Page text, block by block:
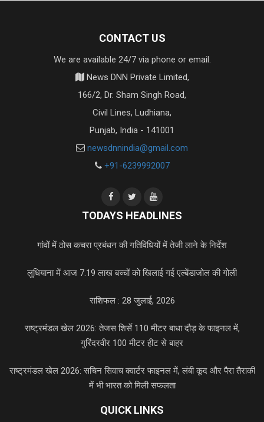
CONTACT US
We are available 24/7 via phone or email.
News DNN Private Limited,
166/2, Dr. Sham Singh Road,
Civil Lines, Ludhiana,
Punjab, India - 141001
newsdnnindia@gmail.com
+91-6239992007
TODAYS HEADLINES
गांवों में ठोस कचरा प्रबंधन की गतिविधियों में तेजी लाने के निर्देश
लुधियाना में आज 7.19 लाख बच्चों को खिलाई गई एल्बेंडाजोल की गोली
राशिफल : 28 जुलाई, 2026
राष्ट्रमंडल खेल 2026: तेजस शिर्से 110 मीटर बाधा दौड़ के फाइनल में,
गुरिंदरवीर 100 मीटर हीट से बाहर
राष्ट्रमंडल खेल 2026: सचिन सिवाच क्वार्टर फाइनल में, लंबी कूद और पैरा तैराकी
में भी भारत को मिली सफलता
QUICK LINKS